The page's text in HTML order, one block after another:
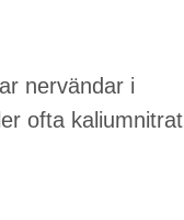
nervändar i
ofta kaliumnitrat